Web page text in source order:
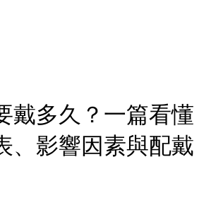
戴多久？一篇看懂
、影響因素與配戴